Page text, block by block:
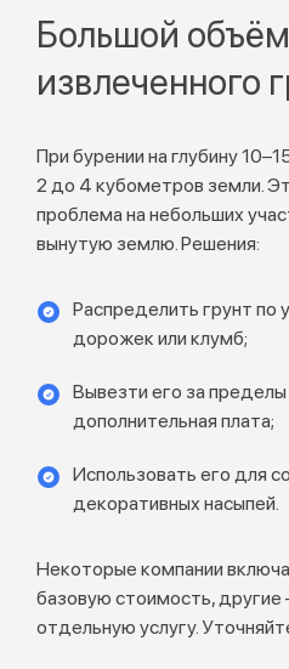
Большой объём
извлеченного
При бурении на глубину
2 до 4 кубометров земли.
проблема на небольших
вынутую землю. Решения:
Распределить грунт по
дорожек или клумб;
Вывезти его за
дополнительная плата;
Использовать его для
декоративных насыпей.
Некоторые компании
базовую стоимость,
отдельную услугу.